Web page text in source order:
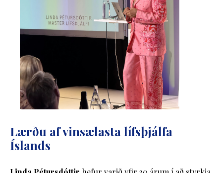
Lærðu af vinsælasta lífsþjálfa
Íslands